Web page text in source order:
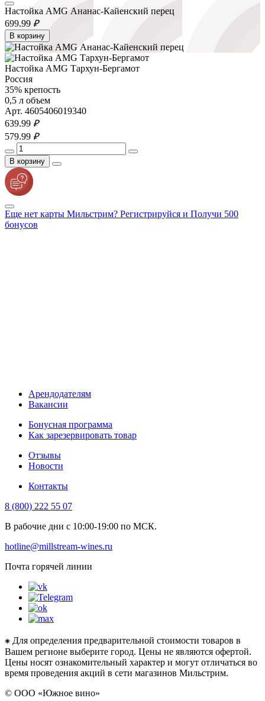
Настойка AMG Ананас-Кайенский перец
699.99 ₽
В корзину
Настойка AMG Тархун-Бергамот
Россия
35% крепость
0,5 л объем
Арт. 4605406019340
639.99 ₽
579.99 ₽
В корзину
Еще нет карты Мильстрим? Регистрируйся и Получи 500
бонусов
Арендодателям
Вакансии
Бонусная программа
Как зарезервировать товар
Отзывы
Новости
Контакты
8 (800) 222 55 07
В рабочие дни с 10:00-19:00 по МСК.
hotline@millstream-wines.ru
Почта горячей линии
⁕ Для определения предварительной стоимости товаров в
Вашем регионе выберите город. Цены не являются офертой.
Цены носят ознакомительный характер и могут отличаться во
время проведения акций в сети магазинов Мильстрим.
© ООО «Южное вино»